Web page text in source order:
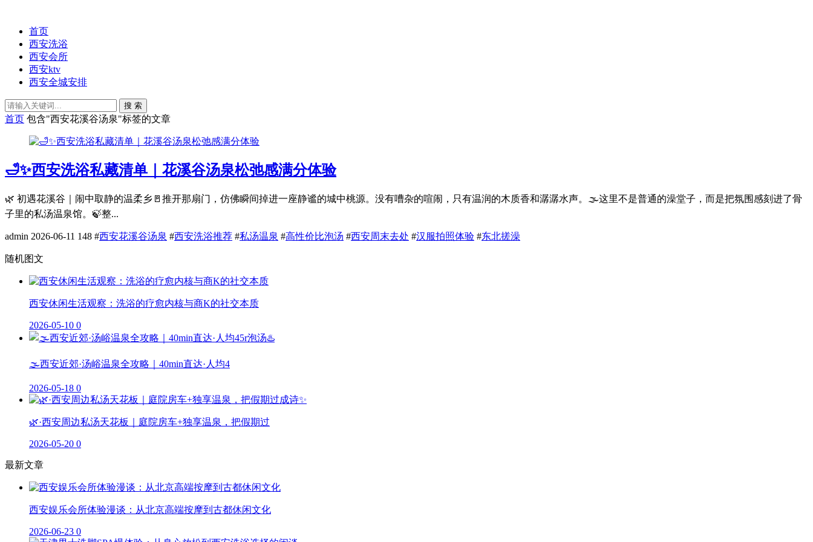
首页
西安洗浴
西安会所
西安ktv
西安全城安排
搜 索
首页 包含"西安花溪谷汤泉"标签的文章
🛁✨西安洗浴私藏清单｜花溪谷汤泉松弛感满分体验
🌿 初遇花溪谷｜闹中取静的温柔乡🚪推开那扇门，仿佛瞬间掉进一座静谧的城中桃源。没有嘈杂的喧闹，只有温润的木质香和潺潺水声。🌫️这里不是普通的澡堂子，而是把氛围感刻进了骨
子里的私汤温泉馆。🍃整...
admin 2026-06-11 148 #西安花溪谷汤泉 #西安洗浴推荐 #私汤温泉 #高性价比泡汤 #西安周末去处 #汉服拍照体验 #东北搓澡
随机图文
西安休闲生活观察：洗浴的疗愈内核与商K的社交本质
2026-05-10 0
🌫️西安近郊·汤峪温泉全攻略｜40min直达·人均4
2026-05-18 0
🌿·西安周边私汤天花板｜庭院房车+独享温泉，把假期过
2026-05-20 0
最新文章
西安娱乐会所体验漫谈：从北京高端按摩到古都休闲文化
2026-06-23 0